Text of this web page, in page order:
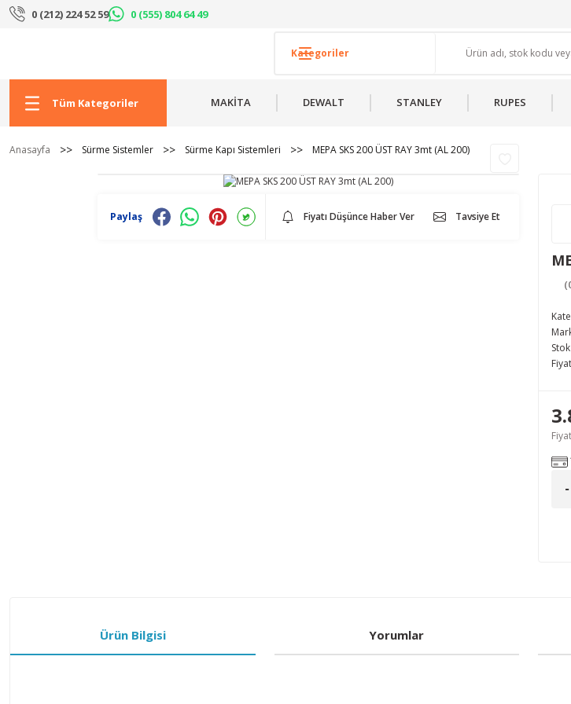
0 (212) 224 52 59 0 (555) 804 64 49
Tüm Kategoriler MAKİTA DEWALT STANLEY RUPES
Anasayfa Sürme Sistemler Sürme Kapı Sistemleri MEPA SKS 200 ÜST RAY 3mt (AL 200)
Paylaş Fiyatı Düşünce Haber Ver Tavsiye Et
Fiyat
Ürün Bilgisi Yorumlar